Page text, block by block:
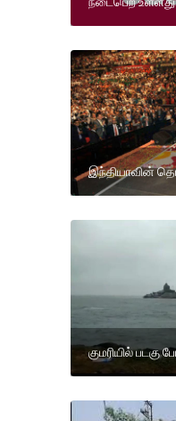
இந்தியாவின்
குமரியில் படகு